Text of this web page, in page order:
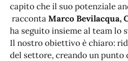
capito che il suo potenziale
raccontaMarco Bevilacqua,
ha seguito insieme al team lo
Il nostro obiettivo è chiaro:
del settore, creando un